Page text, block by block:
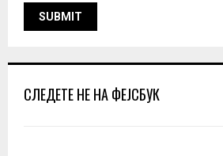
СЛЕДЕТЕ НЕ НА ФЕЈСБУК